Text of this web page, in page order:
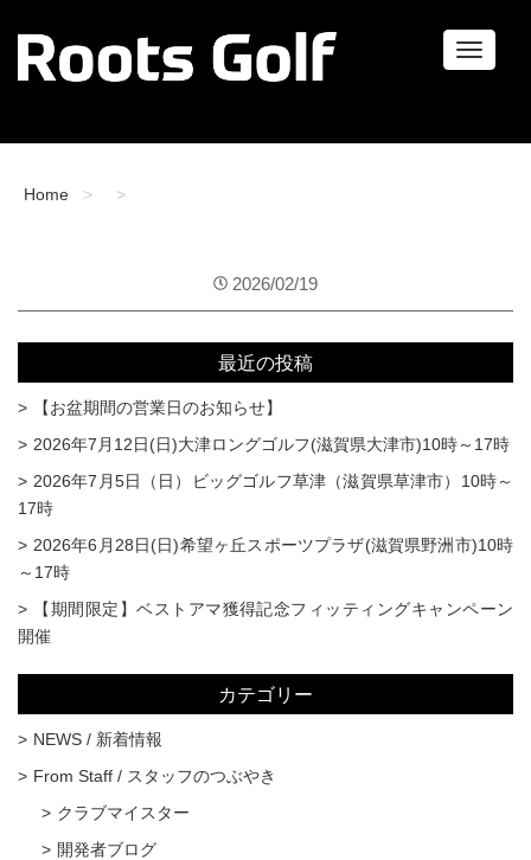
ナ
Home
2026/02/19
最近の投稿
【お盆期間の営業日のお知らせ】
2026年7月12日(日)大津ロングゴルフ(滋賀県大津市)10時～17時
2026年7月5日（日）ビッグゴルフ草津（滋賀県草津市）10時～
17時
2026年6月28日(日)希望ヶ丘スポーツプラザ(滋賀県野洲市)10時
～17時
【期間限定】ベストアマ獲得記念フィッティングキャンペーン
開催
カテゴリー
NEWS / 新着情報
From Staff / スタッフのつぶやき
クラブマイスター
開発者ブログ